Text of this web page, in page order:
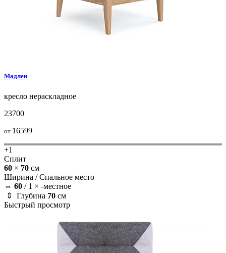
Мадлен
кресло нераскладное
23700
от 16599
+1
Сплит
60 × 70 см
Ширина /Спальное место
⇔ 60 / 1 × -местное
⇕ Глубина 70 см
Быстрый просмотр